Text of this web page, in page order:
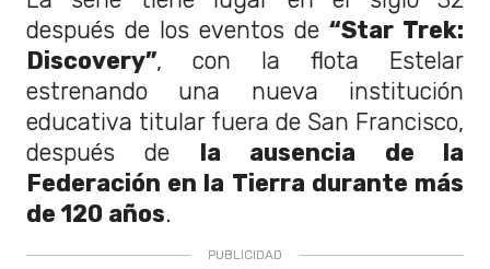
después de los eventos de “Star Trek:
Discovery”, con la flota Estelar
estrenando una nueva institución
educativa titular fuera de San Francisco,
después de la ausencia de la
Federación en la Tierra durante más
de 120 años.